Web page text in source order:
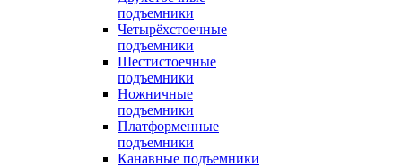
подъемники
Четырёхстоечные
подъемники
Шестистоечные
подъемники
Ножничные
подъемники
Платформенные
подъемники
Канавные подъемники